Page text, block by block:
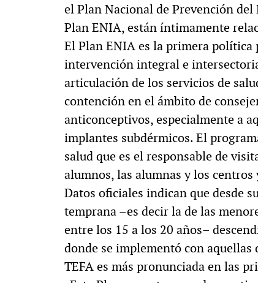
el Plan Nacional de Prevención
Plan ENIA, están íntimamente
El Plan ENIA es la primera
intervención integral e
articulación de los servicios de
contención en el ámbito de
anticonceptivos, especialmente a
implantes subdérmicos. El
salud que es el responsable de
alumnos, las alumnas y los
Datos oficiales indican que desde
temprana –es decir la de las
entre los 15 a los 20 años–
donde se implementó con aquellas
TEFA es más pronunciada en las